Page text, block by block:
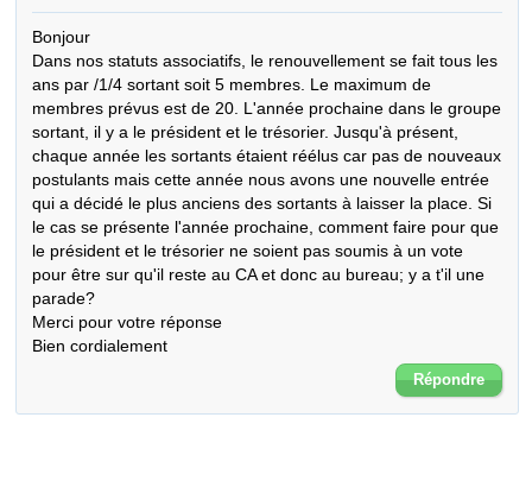
Bonjour
Dans nos statuts associatifs, le renouvellement se fait tous les
ans par /1/4 sortant soit 5 membres. Le maximum de
membres prévus est de 20. L'année prochaine dans le groupe
sortant, il y a le président et le trésorier. Jusqu'à présent,
chaque année les sortants étaient réélus car pas de nouveaux
postulants mais cette année nous avons une nouvelle entrée
qui a décidé le plus anciens des sortants à laisser la place. Si
le cas se présente l'année prochaine, comment faire pour que
le président et le trésorier ne soient pas soumis à un vote
pour être sur qu'il reste au CA et donc au bureau; y a t'il une
parade?
Merci pour votre réponse
Bien cordialement
Répondre